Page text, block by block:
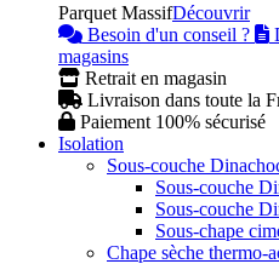
Parquet MassifDécouvrir
Besoin d'un conseil ?
magasins
Retrait en magasin
Livraison dans toute la
Paiement 100% sécurisé
Isolation
Sous-couche
Sous-couche
Sous-couche
Sous-chape
Chape sèche thermo-